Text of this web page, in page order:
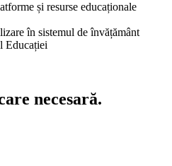
și resurse educaționale
în sistemul de învățământ
Educației
necesară.